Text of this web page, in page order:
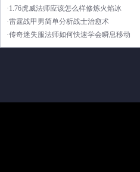
·1.76虎威法师应该怎么样修炼火焰冰
·雷霆战甲男简单分析战士治愈术
·传奇迷失服法师如何快速学会瞬息移动